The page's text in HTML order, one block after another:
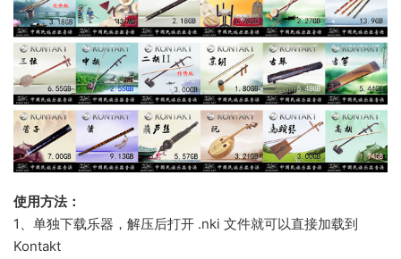
使用方法：
1、单独下载乐器，解压后打开 .nki 文件就可以直接加载到
Kontakt